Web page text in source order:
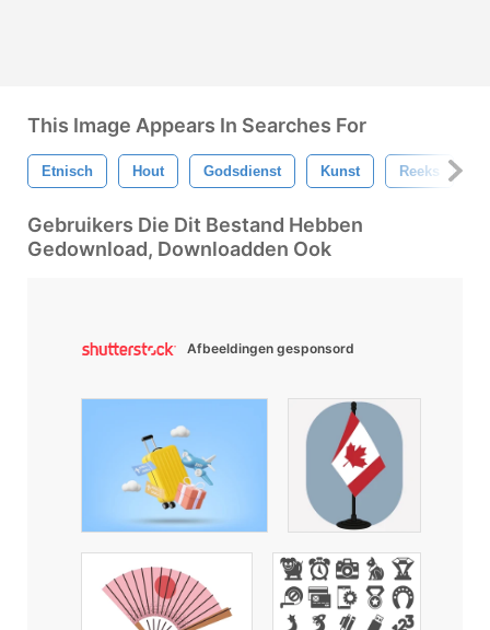
This Image Appears In Searches For
Etnisch Hout Godsdienst Kunst Reeks
Gebruikers Die Dit Bestand Hebben
Gedownload, Downloadden Ook
Afbeeldingen gesponsord